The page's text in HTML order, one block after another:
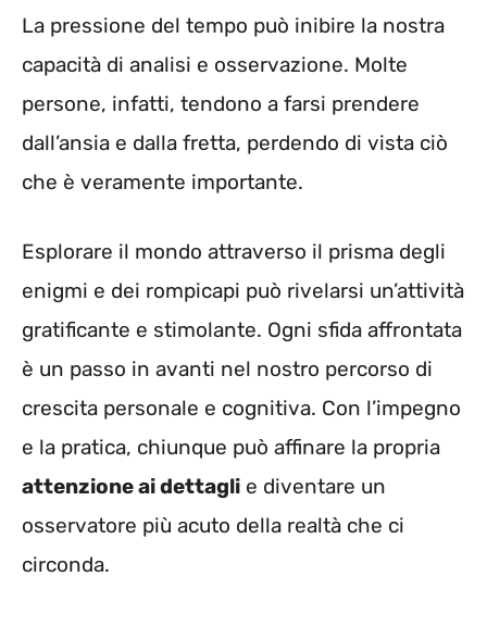
La pressione del tempo può inibire la nostra
capacità di analisi e osservazione. Molte
persone, infatti, tendono a farsi prendere
dall’ansia e dalla fretta, perdendo di vista ciò
che è veramente importante.
Esplorare il mondo attraverso il prisma degli
enigmi e dei rompicapi può rivelarsi un’attività
gratificante e stimolante. Ogni sfida affrontata
è un passo in avanti nel nostro percorso di
crescita personale e cognitiva. Con l’impegno
e la pratica, chiunque può affinare la propria
attenzione ai dettagli e diventare un
osservatore più acuto della realtà che ci
circonda.